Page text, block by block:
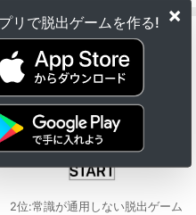
×
リで脱出ゲームを作る!
2位:常識が通用しない脱出ゲーム